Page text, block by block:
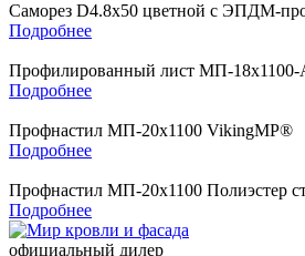
Саморез D4.8х50 цветной с ЭПДМ-
Подробнее
Профилированный лист МП-
Подробнее
Профнастил МП-20x1100 VikingMP®
Подробнее
Профнастил МП-20x1100 Полиэстер
Подробнее
официальный дилер